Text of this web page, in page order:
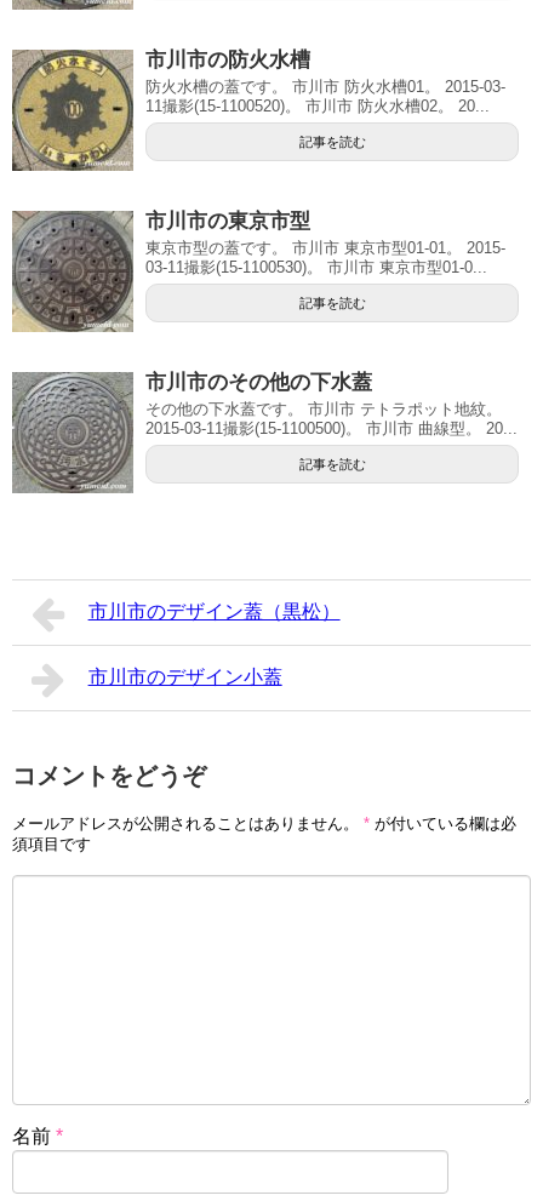
市川市の防火水槽
防火水槽の蓋です。 市川市 防火水槽01。 2015-03-
11撮影(15-1100520)。 市川市 防火水槽02。 20...
記事を読む
市川市の東京市型
東京市型の蓋です。 市川市 東京市型01-01。 2015-
03-11撮影(15-1100530)。 市川市 東京市型01-0...
記事を読む
市川市のその他の下水蓋
その他の下水蓋です。 市川市 テトラポット地紋。
2015-03-11撮影(15-1100500)。 市川市 曲線型。 20...
記事を読む
市川市のデザイン蓋（黒松）
市川市のデザイン小蓋
コメントをどうぞ
メールアドレスが公開されることはありません。 * が付いている欄は必
須項目です
名前 *